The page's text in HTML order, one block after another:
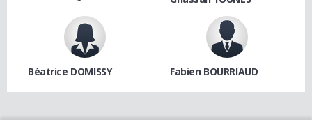
Béatrice DOMISSY Fabien BOURRIAUD